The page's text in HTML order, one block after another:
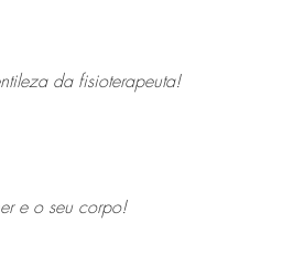
da fisioterapeuta!
e o seu corpo!